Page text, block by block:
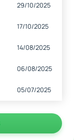
29/10/2025
17/10/2025
14/08/2025
06/08/2025
05/07/2025